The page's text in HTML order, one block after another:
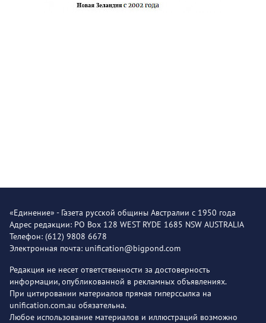
«Единение» - Газета русской общины Австралии с 1950 года
Адрес редакции: PO Box 128 WEST RYDE 1685 NSW AUSTRALIA
Телефон: (612) 9808 6678
Электронная почта: unification@bigpond.com
Редакция не несет ответственности за достоверность
информации, опубликованной в рекламных объявлениях.
При цитировании материалов прямая гиперссылка на
unification.com.au обязательна.
Любое использование материалов и иллюстраций возможно